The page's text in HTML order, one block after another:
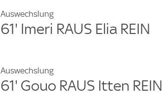
Auswechslung
61' Imeri RAUS Elia REIN
Auswechslung
61' Gouo RAUS Itten REIN